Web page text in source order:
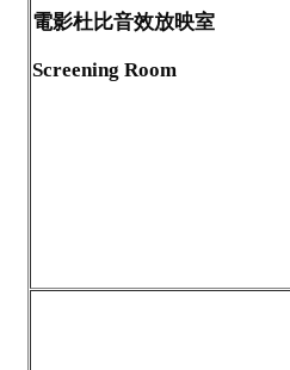
電影杜比音效放映室
Screening Room